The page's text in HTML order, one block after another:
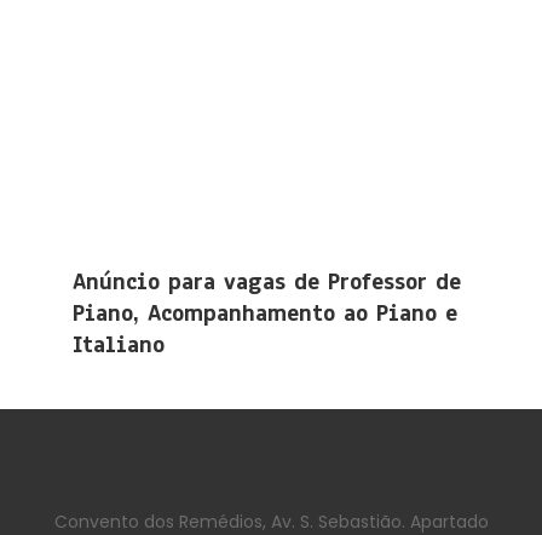
Anúncio para vagas de Professor de
Piano, Acompanhamento ao Piano e
Italiano
Convento dos Remédios, Av. S. Sebastião. Apartado